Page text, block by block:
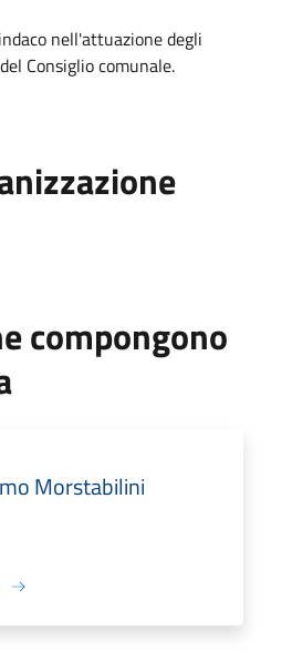
nell'attuazione degli
Consiglio comunale.
compongono
Morstabilini